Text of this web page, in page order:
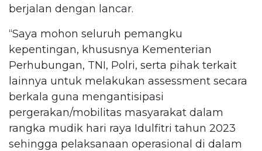
berjalan dengan lancar.
“Saya mohon seluruh pemangku
kepentingan, khususnya Kementerian
Perhubungan, TNI, Polri, serta pihak terkait
lainnya untuk melakukan assessment secara
berkala guna mengantisipasi
pergerakan/mobilitas masyarakat dalam
rangka mudik hari raya Idulfitri tahun 2023
sehingga pelaksanaan operasional di dalam